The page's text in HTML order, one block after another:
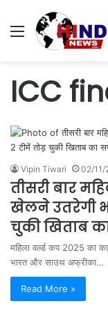
Menu
ICC
Vipin Tiwari 02/11/
तीसरी बार
खेलने उतरेगी
चुकी खिताब
महिला वर्ल्ड कप 2025 का
भारत और साउथ अफ्रीका…
Read More »